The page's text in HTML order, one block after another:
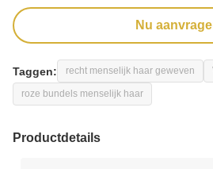
Nu
Taggen: recht menselijk haar geweven
roze bundels menselijk haar
Productdetails